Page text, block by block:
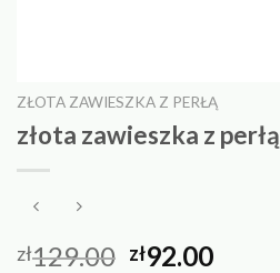
ZŁOTA ZAWIESZKA Z PERŁĄ
złota zawieszka z perłą
zł129.00 zł92.00